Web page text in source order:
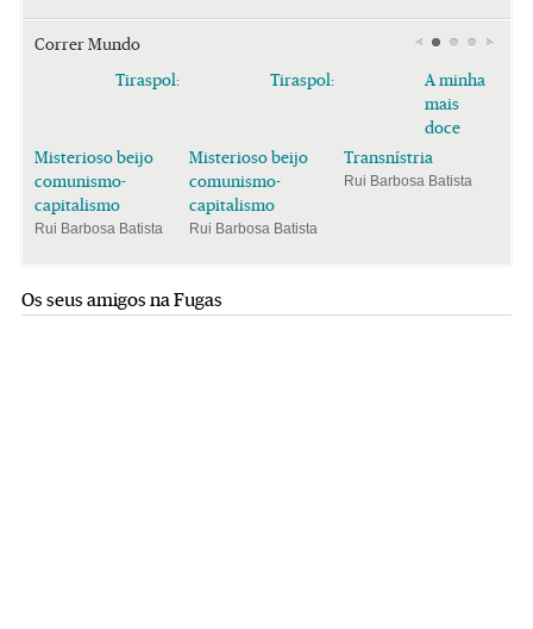
Correr Mundo
Tiraspol:
Misterioso beijo
comunismo-
capitalismo
Rui Barbosa Batista
Tiraspol:
Misterioso beijo
comunismo-
capitalismo
Rui Barbosa Batista
A minha
mais
doce
Transnístria
Rui Barbosa Batista
Os seus amigos na Fugas